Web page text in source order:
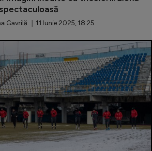
Gavrilă | 11 Iunie 2025, 18:25